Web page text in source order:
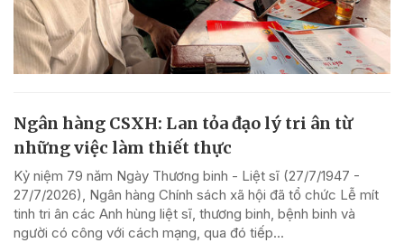
Ngân hàng CSXH: Lan tỏa đạo lý tri ân từ
những việc làm thiết thực
Kỷ niệm 79 năm Ngày Thương binh - Liệt sĩ (27/7/1947 -
27/7/2026), Ngân hàng Chính sách xã hội đã tổ chức Lễ mít
tinh tri ân các Anh hùng liệt sĩ, thương binh, bệnh binh và
người có công với cách mạng, qua đó tiếp...